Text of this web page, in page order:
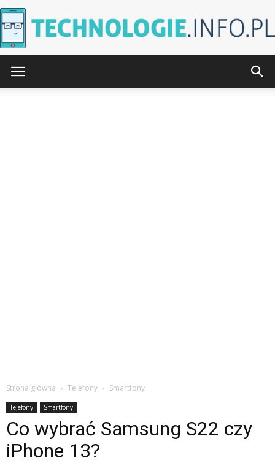
Strona główna Telefony Smartfony
Telefony Smartfony
Co wybrać Samsung S22 czy
iPhone 13?